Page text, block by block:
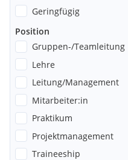
Geringfügig
Position
Gruppen-/Teamleitung
Lehre
Leitung/Management
Mitarbeiter:in
Praktikum
Projektmanagement
Traineeship